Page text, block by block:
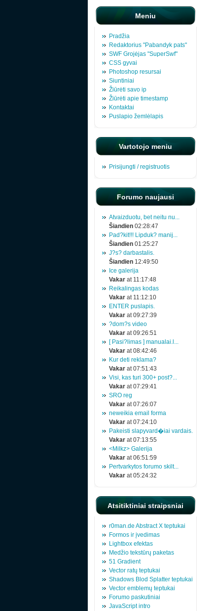
Meniu
Pradžia
Redaktorius "Pabandyk pats"
SWF Grojėjas "SuperSwf"
CSS gyvai
Photoshop resursai
Siuntiniai
Žiūrėti savo ip
Žiūrėti apie timestamp
Kontaktai
Puslapio žemlėlapis
Vartotojo meniu
Prisijungti / registruotis
Forumo naujausi
Atvaizduotu, bet neitu nu...
Šiandien02:28:47
Pad?kit!!! Lipduk? manij...
Šiandien01:25:27
J?s? darbastalis.
Šiandien12:49:50
Ice galerija
Vakarat 11:17:48
Reikalingas kodas
Vakarat 11:12:10
ENTER puslapis.
Vakarat 09:27:39
?dom?s video
Vakarat 09:26:51
[ Pasi?limas ] manualai.l...
Vakarat 08:42:46
Kur deti reklama?
Vakarat 07:51:43
Visi, kas turi 300+ post?...
Vakarat 07:29:41
SRO reg
Vakarat 07:26:07
neweikia email forma
Vakarat 07:24:10
Pakeisti slapyvard�iai vardais.
Vakarat 07:13:55
<Milkz> Galerija
Vakarat 06:51:59
Pertvarkytos forumo skilt...
Vakarat 05:24:32
Atsitiktiniai straipsniai
r0man.de Abstract X teptukai
Formos ir įvedimas
Lightbox efektas
Medžio tekstūrų paketas
51 Gradient
Vector ratų teptukai
Shadows Blod Splatter teptukai
Vector emblemų teptukai
Forumo paskutiniai
JavaScript intro